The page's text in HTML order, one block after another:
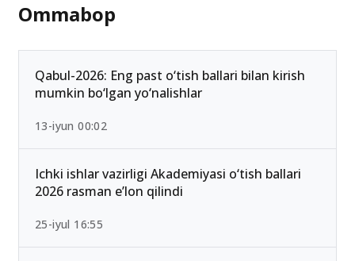
Ommabop
Qabul-2026: Eng past o‘tish ballari bilan kirish
mumkin bo‘lgan yo‘nalishlar
13-iyun 00:02
Ichki ishlar vazirligi Akademiyasi o‘tish ballari
2026 rasman e’lon qilindi
25-iyul 16:55